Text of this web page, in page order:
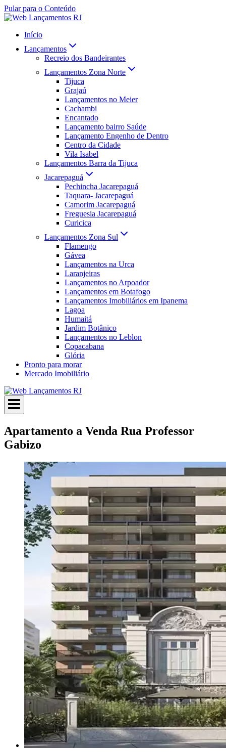
Pular para o Conteúdo
Início
Lançamentos
Recreio dos Bandeirantes
Lançamentos Zona Norte
Tijuca
Grajaú
Lançamentos no Meier
Cachambi
Encantado
Lançamento bairro Saúde
Lançamento Engenho de Dentro
Centro da Cidade
Vila Isabel
Lançamentos Barra da Tijuca
Jacarepaguá
Pechincha Jacarepaguá
Taquara- Jacarepaguá
Camorim Jacarepaguá
Freguesia Jacarepaguá
Curicica
Lançamentos Zona Sul
Flamengo
Gávea
Lançamentos na Urca
Laranjeiras
Lançamentos no Arpoador
Lançamentos em Botafogo
Lançamentos Imobiliários em Ipanema
Lagoa
Humaitá
Jardim Botânico
Lançamentos no Leblon
Copacabana
Glória
Pronto para morar
Mercado Imobiliário
Apartamento a Venda Rua Professor
Gabizo